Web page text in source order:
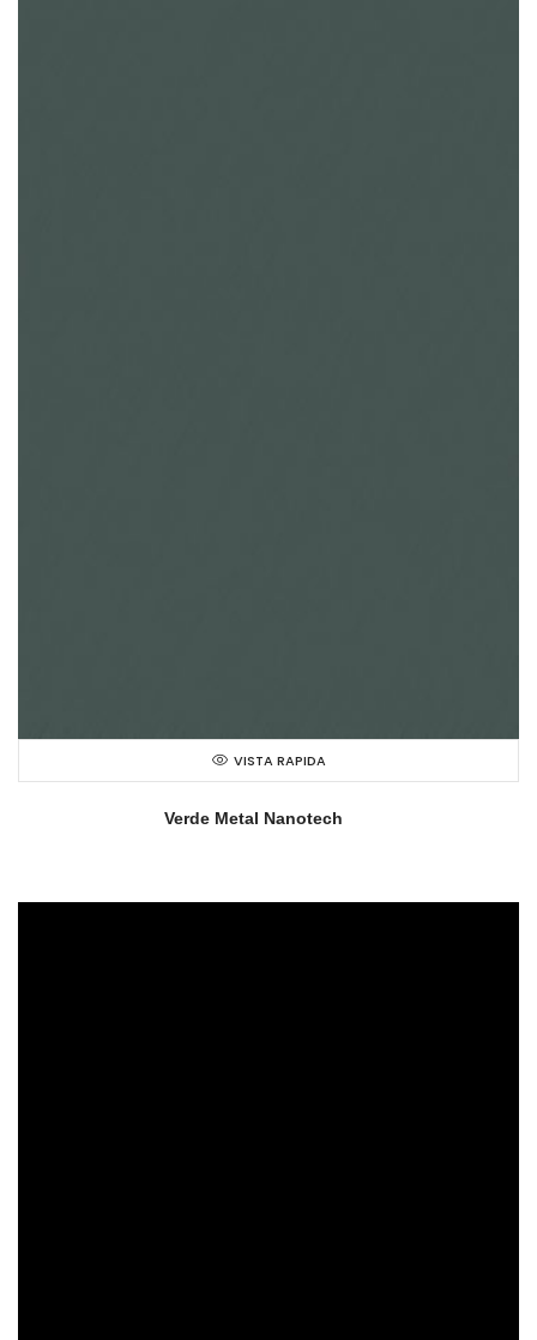
VISTA RAPIDA
Verde Metal Nanotech